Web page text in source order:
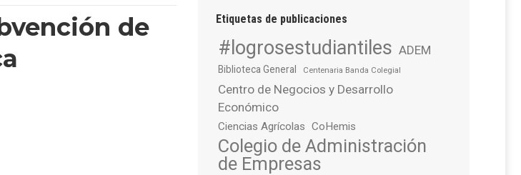
de
Etiquetas de publicaciones
#logrosestudiantiles ADEM
Biblioteca General Centenaria Banda Colegial
Centro de Negocios y Desarrollo
Económico
Ciencias Agrícolas CoHemis
Colegio de Administración
de Empresas